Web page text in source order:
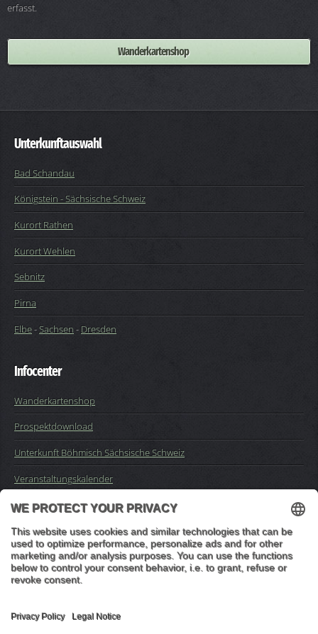
erfasst.
Wanderkartenshop
Unterkunftauswahl
Bad Schandau
Königstein - Sächsische Schweiz
Kurort Rathen
Kurort Wehlen
Sebnitz
Pirna
Elbe-Sachsen - Dresden
Infocenter
Wanderkartenshop
Prospektdownload
Unterkunft Böhmisch Sächsische Schweiz
Veranstaltungskalender
Impressum
Buchungsanfrage